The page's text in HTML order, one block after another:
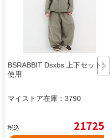
BSRABBIT Dsxbs 上下セット未
使用
マイストア在庫： 3790
税込 21725